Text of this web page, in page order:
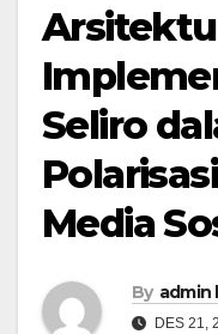
Seliro
Media
By admin
DES 21,